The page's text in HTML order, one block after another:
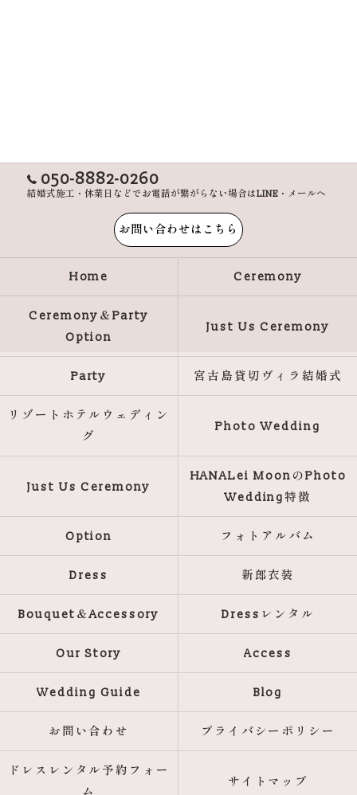
050-8882-0260
結婚式施工・休業日などでお電話が繋がらない場合はLINE・メールへ
お問い合わせはこちら
Home Ceremony
Ceremony＆Party
Option
Just Us Ceremony
Party 宮古島貸切ヴィラ結婚式
リゾートホテルウェディン
グ
Photo Wedding
Just Us Ceremony
HANALei MoonのPhoto
Wedding特徴
Option フォトアルバム
Dress 新郎衣装
Bouquet＆Accessory Dressレンタル
Our Story Access
Wedding Guide Blog
お問い合わせ プライバシーポリシー
ドレスレンタル予約フォー
ム
サイトマップ